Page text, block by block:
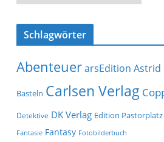
s
e
r
c
v
Schlagwörter
AbenteuerarsEdition Astrid
Basteln Carlsen Verlag
Detektive DK Verlag Edition Pastorplatz
Fantasie Fantasy Fotobilderbuch